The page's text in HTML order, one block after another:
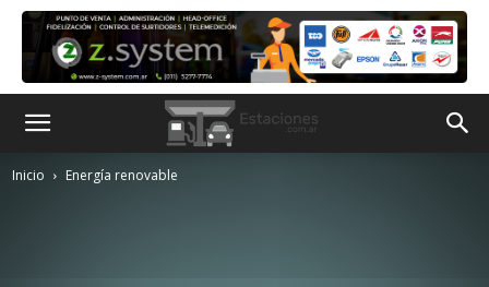
Inicio Energía renovable